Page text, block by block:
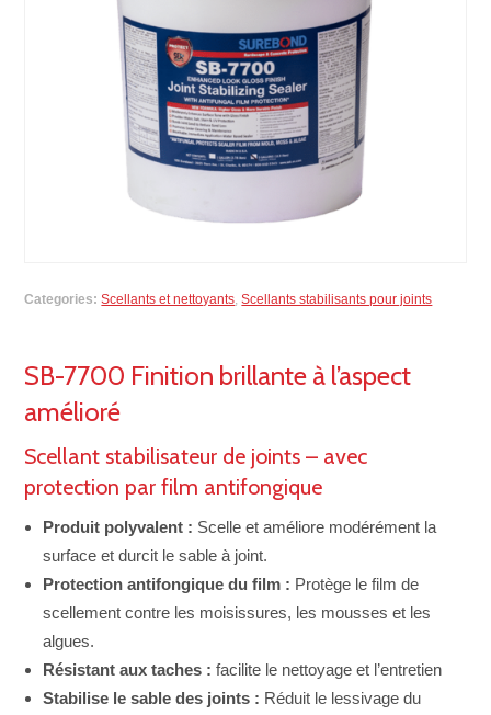
Categories: Scellants et nettoyants,Scellants stabilisants pour joints
SB-7700 Finition brillante à l’aspect
amélioré
Scellant stabilisateur de joints – avec
protection par film antifongique
Produit polyvalent : Scelle et améliore modérément la
surface et durcit le sable à joint.
Protection antifongique du film : Protège le film de
scellement contre les moisissures, les mousses et les
algues.
Résistant aux taches : facilite le nettoyage et l’entretien
Stabilise le sable des joints : Réduit le lessivage du